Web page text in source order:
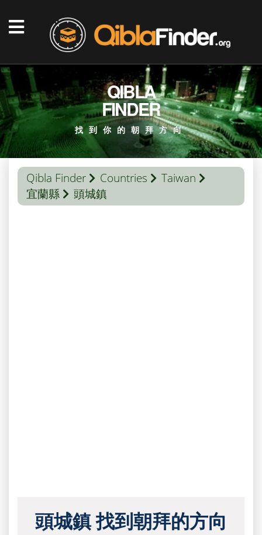
QIBLA
FINDER
找到你的朝拜方向
Qibla Finder Countries
Taiwan
宜蘭縣
頭城鎮
頭城鎮 找到朝拜的方向